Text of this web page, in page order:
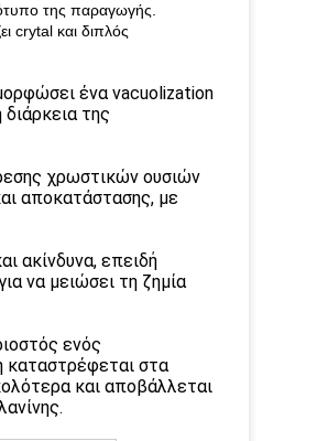
της παραγωγής.
crytal και διπλός
ένα vacuolization
της
χρωστικών ουσιών
αποκατάστασης, με
ακίνδυνα, επειδή
να μειώσει τη ζημία
ενός
καταστρέφεται στα
και αποβάλλεται